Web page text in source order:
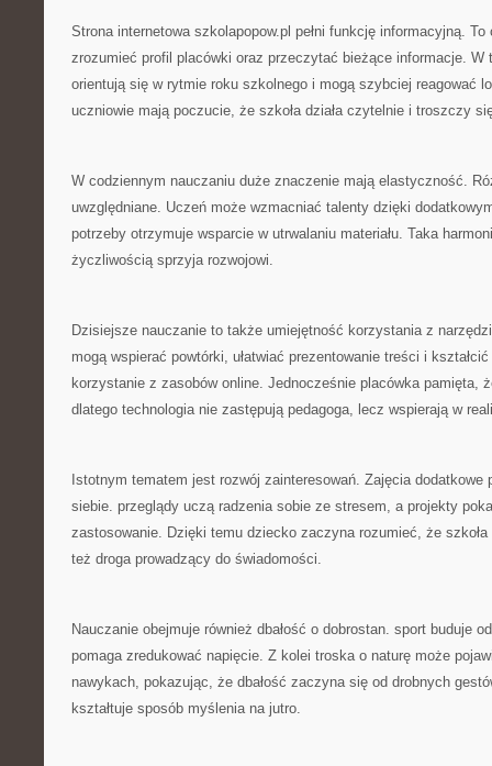
Strona internetowa szkolapopow.pl pełni funkcję informacyjną.
zrozumieć profil placówki oraz przeczytać bieżące informacje. W
orientują się w rytmie roku szkolnego i mogą szybciej reagować
uczniowie mają poczucie, że szkoła działa czytelnie i troszczy
W codziennym nauczaniu duże znaczenie mają elastyczność.
uwzględniane. Uczeń może wzmacniać talenty dzięki
potrzeby otrzymuje wsparcie w utrwalaniu materiału. Taka
życzliwością sprzyja rozwojowi.
Dzisiejsze nauczanie to także umiejętność korzystania z
mogą wspierać powtórki, ułatwiać prezentowanie treści i
korzystanie z zasobów online. Jednocześnie placówka pamięta,
dlatego technologia nie zastępują pedagoga, lecz wspierają w
Istotnym tematem jest rozwój zainteresowań. Zajęcia dodatkowe
siebie. przeglądy uczą radzenia sobie ze stresem, a projekty
zastosowanie. Dzięki temu dziecko zaczyna rozumieć, że
też droga prowadzący do świadomości.
Nauczanie obejmuje również dbałość o dobrostan. sport buduje
pomaga zredukować napięcie. Z kolei troska o naturę może
nawykach, pokazując, że dbałość zaczyna się od drobnych
kształtuje sposób myślenia na jutro.